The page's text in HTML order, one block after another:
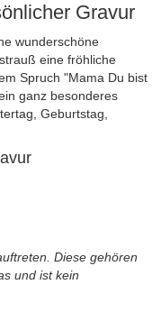
Gravur
wunderschöne
eine fröhliche
Spruch "Mama Du bist
ganz besonderes
Geburtstag,
Diese gehören
und ist kein